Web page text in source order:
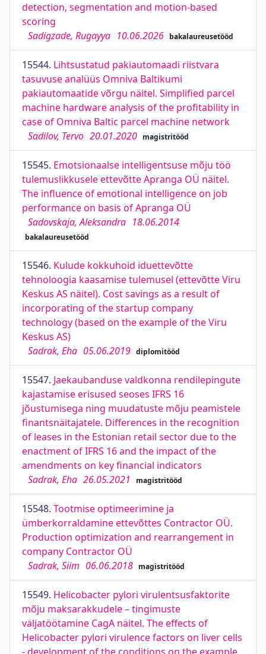
detection, segmentation and motion-based
scoring
Sadigzade, Rugayya 10.06.2026 bakalaureusetööd
15544. Lihtsustatud pakiautomaadi riistvara
tasuvuse analüüs Omniva Baltikumi
pakiautomaatide võrgu näitel. Simplified parcel
machine hardware analysis of the profitability in
case of Omniva Baltic parcel machine network
Sadilov, Tervo 20.01.2020 magistritööd
15545. Emotsionaalse intelligentsuse mõju töö
tulemuslikkusele ettevõtte Apranga OÜ näitel.
The influence of emotional intelligence on job
performance on basis of Apranga OÜ
Sadovskaja, Aleksandra 18.06.2014
bakalaureusetööd
15546. Kulude kokkuhoid iduettevõtte
tehnoloogia kaasamise tulemusel (ettevõtte Viru
Keskus AS näitel). Cost savings as a result of
incorporating of the startup company
technology (based on the example of the Viru
Keskus AS)
Sadrak, Eha 05.06.2019 diplomitööd
15547. Jaekaubanduse valdkonna rendilepingute
kajastamise erisused seoses IFRS 16
jõustumisega ning muudatuste mõju peamistele
finantsnäitajatele. Differences in the recognition
of leases in the Estonian retail sector due to the
enactment of IFRS 16 and the impact of the
amendments on key financial indicators
Sadrak, Eha 26.05.2021 magistritööd
15548. Tootmise optimeerimine ja
ümberkorraldamine ettevõttes Contractor OÜ.
Production optimization and rearrangement in
company Contractor OÜ
Sadrak, Siim 06.06.2018 magistritööd
15549. Helicobacter pylori virulentsusfaktorite
mõju maksarakkudele – tingimuste
väljatöötamine CagA näitel. The effects of
Helicobacter pylori virulence factors on liver cells